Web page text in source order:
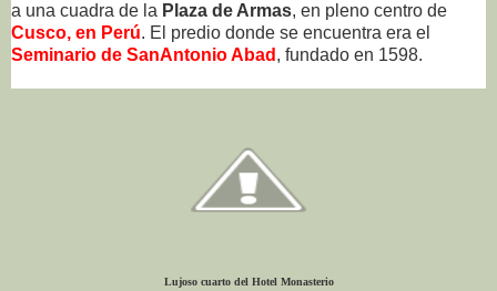
a una cuadra de la Plaza de Armas, en pleno centro de
Cusco, en Perú. El predio donde se encuentra era el
Seminario de SanAntonio Abad , fundado en 1598.
Lujoso cuarto del Hotel Monasterio